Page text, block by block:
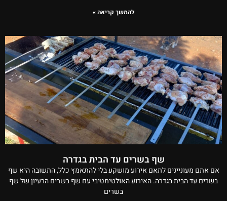
להמשך קריאה »
שף בשרים עד הבית בגדרה
אם אתם מעוניינים לתאם אירוע מושקע בלי להתאמץ כלל, התשובה היא שף
בשרים עד הבית בגדרה. האירוע האולטימטיבי עם שף בשרים הרעיון של שף
בשרים